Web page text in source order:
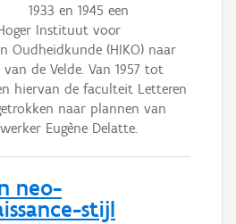
1933 en 1945 een
Instituut voor
Oudheidkunde (HIKO) naar
de Velde. Van 1957 tot
hiervan de faculteit Letteren
naar plannen van
Eugène Delatte.
neo-
stijl